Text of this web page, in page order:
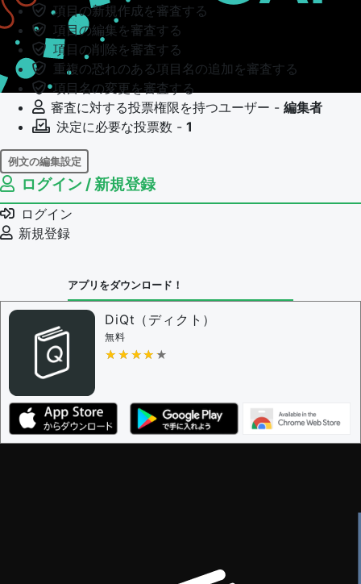
項目の新規作成を審査する
項目の編集を審査する
項目の削除を審査する
重複の恐れのある項目名の追加を審査する
項目名の変更を審査する
審査に対する投票権限を持つユーザー - 編集者
決定に必要な投票数 - 1
例文の編集設定
例文の編集権限を持つユーザー -
例文の編集を審査する
例文の削除を審査する
審査に対する投票権限を持つユーザー -
問題の編集権限を持つユーザー -
審査に対する投票権限を持つユーザー -
ザー
決定に必要な投票数 -
編集ガイドライン
ログイン / 新規登録
ログイン
新規登録
アプリをダウンロード！
DiQt（ディクト）
無料
★★★★★
★★★★★